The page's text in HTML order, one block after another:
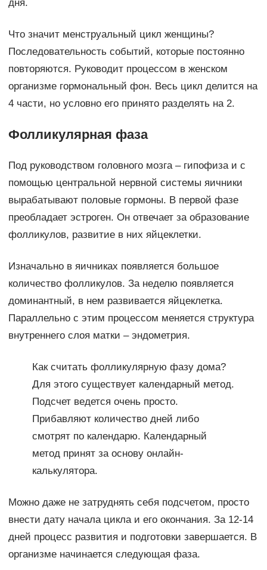
дня.
Что значит менструальный цикл женщины?
Последовательность событий, которые постоянно
повторяются. Руководит процессом в женском
организме гормональный фон. Весь цикл делится на
4 части, но условно его принято разделять на 2.
Фолликулярная фаза
Под руководством головного мозга – гипофиза и с
помощью центральной нервной системы яичники
вырабатывают половые гормоны. В первой фазе
преобладает эстроген. Он отвечает за образование
фолликулов, развитие в них яйцеклетки.
Изначально в яичниках появляется большое
количество фолликулов. За неделю появляется
доминантный, в нем развивается яйцеклетка.
Параллельно с этим процессом меняется структура
внутреннего слоя матки – эндометрия.
Как считать фолликулярную фазу дома?
Для этого существует календарный метод.
Подсчет ведется очень просто.
Прибавляют количество дней либо
смотрят по календарю. Календарный
метод принят за основу онлайн-
калькулятора.
Можно даже не затруднять себя подсчетом, просто
внести дату начала цикла и его окончания. За 12-14
дней процесс развития и подготовки завершается. В
организме начинается следующая фаза.